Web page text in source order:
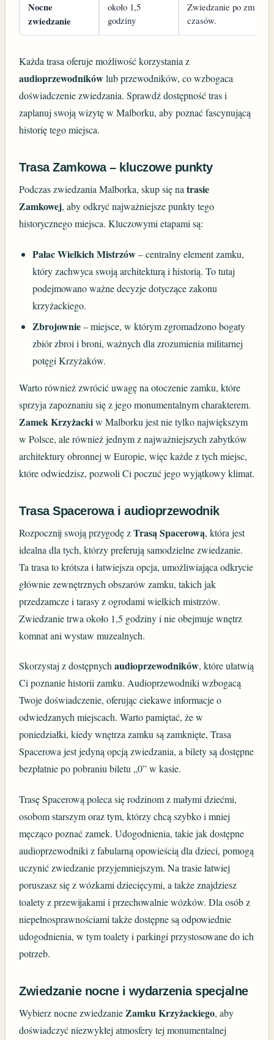
Nocne
zwiedzanie
około 1,5
godziny
Zwiedzanie po
czasów.
Każda trasa oferuje możliwość korzystania z
audioprzewodnikówlub przewodników, co wzbogaca
doświadczenie zwiedzania. Sprawdź dostępność tras i
zaplanuj swoją wizytę w Malborku, aby poznać fascynującą
historię tego miejsca.
Trasa Zamkowa – kluczowe punkty
Podczas zwiedzania Malborka, skup się natrasie
Zamkowej, aby odkryć najważniejsze punkty tego
historycznego miejsca. Kluczowymi etapami są:
Pałac Wielkich Mistrzów– centralny element zamku,
który zachwyca swoją architekturą i historią. To tutaj
podejmowano ważne decyzje dotyczące zakonu
krzyżackiego.
Zbrojownie– miejsce, w którym zgromadzono bogaty
zbiór zbroi i broni, ważnych dla zrozumienia militarnej
potęgi Krzyżaków.
Warto również zwrócić uwagę na otoczenie zamku, które
sprzyja zapoznaniu się z jego monumentalnym charakterem.
Zamek Krzyżackiw Malborku jest nie tylko największym
w Polsce, ale również jednym z najważniejszych zabytków
architektury obronnej w Europie, więc każde z tych miejsc,
które odwiedzisz, pozwoli Ci poczuć jego wyjątkowy klimat.
Trasa Spacerowa i audioprzewodnik
Rozpocznij swoją przygodę zTrasą Spacerową, która jest
idealna dla tych, którzy preferują samodzielne zwiedzanie.
Ta trasa to krótsza i łatwiejsza opcja, umożliwiająca odkrycie
głównie zewnętrznych obszarów zamku, takich jak
przedzamcze i tarasy z ogrodami wielkich mistrzów.
Zwiedzanie trwa około 1,5 godziny i nie obejmuje wnętrz
komnat ani wystaw muzealnych.
Skorzystaj z dostępnychaudioprzewodników, które ułatwią
Ci poznanie historii zamku. Audioprzewodniki wzbogacą
Twoje doświadczenie, oferując ciekawe informacje o
odwiedzanych miejscach. Warto pamiętać, że w
poniedziałki, kiedy wnętrza zamku są zamknięte, Trasa
Spacerowa jest jedyną opcją zwiedzania, a bilety są dostępne
bezpłatnie po pobraniu biletu „0” w kasie.
Trasę Spacerową poleca się rodzinom z małymi dziećmi,
osobom starszym oraz tym, którzy chcą szybko i mniej
męcząco poznać zamek. Udogodnienia, takie jak dostępne
audioprzewodniki z fabularną opowieścią dla dzieci, pomogą
uczynić zwiedzanie przyjemniejszym. Na trasie łatwiej
poruszasz się z wózkami dziecięcymi, a także znajdziesz
toalety z przewijakami i przechowalnie wózków. Dla osób z
niepełnosprawnościami także dostępne są odpowiednie
udogodnienia, w tym toalety i parkingi przystosowane do ich
potrzeb.
Zwiedzanie nocne i wydarzenia specjalne
Wybierz nocne zwiedzanie Zamku Krzyżackiego, aby
doświadczyć niezwykłej atmosfery tej monumentalnej